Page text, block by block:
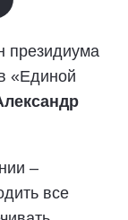
президиума
«Единой
–
все